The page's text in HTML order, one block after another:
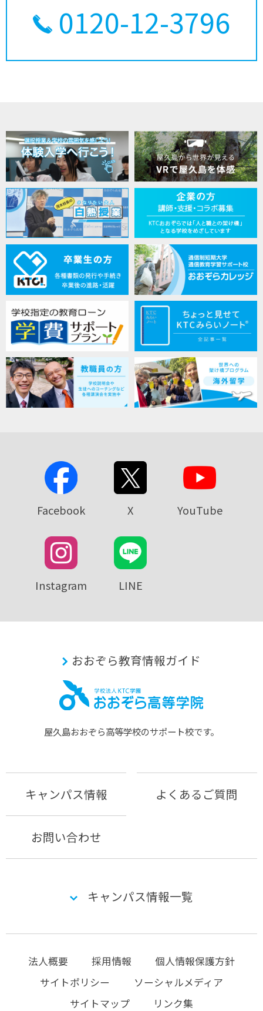
0120-12-3796
Facebook X YouTube
Instagram LINE
おおぞら教育情報ガイド
屋久島おおぞら⾼等学校のサポート校です。
キャンパス情報 よくあるご質問
お問い合わせ
キャンパス情報一覧
法人概要 採用情報
個人情報保護方針
サイトポリシー
ソーシャルメディア
サイトマップ
リンク集